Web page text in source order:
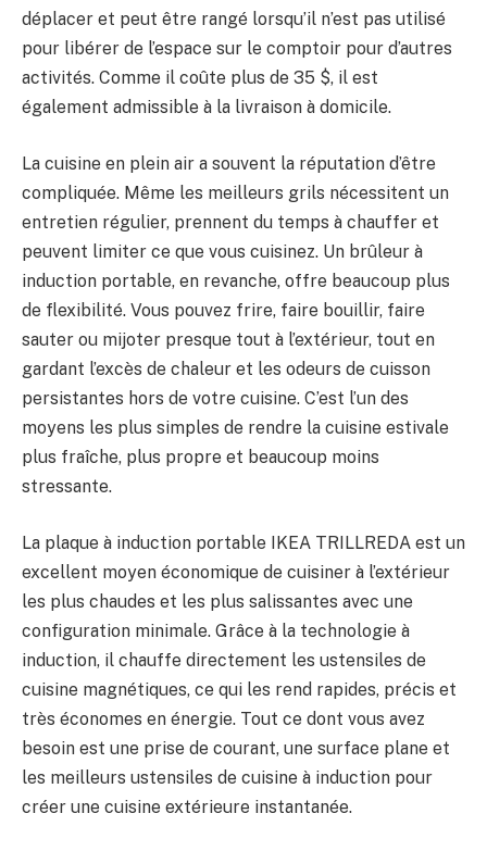
déplacer et peut être rangé lorsqu’il n’est pas utilisé
pour libérer de l’espace sur le comptoir pour d’autres
activités. Comme il coûte plus de 35 $, il est
également admissible à la livraison à domicile.
La cuisine en plein air a souvent la réputation d’être
compliquée. Même les meilleurs grils nécessitent un
entretien régulier, prennent du temps à chauffer et
peuvent limiter ce que vous cuisinez. Un brûleur à
induction portable, en revanche, offre beaucoup plus
de flexibilité. Vous pouvez frire, faire bouillir, faire
sauter ou mijoter presque tout à l’extérieur, tout en
gardant l’excès de chaleur et les odeurs de cuisson
persistantes hors de votre cuisine. C’est l’un des
moyens les plus simples de rendre la cuisine estivale
plus fraîche, plus propre et beaucoup moins
stressante.
La plaque à induction portable IKEA TRILLREDA est un
excellent moyen économique de cuisiner à l’extérieur
les plus chaudes et les plus salissantes avec une
configuration minimale. Grâce à la technologie à
induction, il chauffe directement les ustensiles de
cuisine magnétiques, ce qui les rend rapides, précis et
très économes en énergie. Tout ce dont vous avez
besoin est une prise de courant, une surface plane et
les meilleurs ustensiles de cuisine à induction pour
créer une cuisine extérieure instantanée.